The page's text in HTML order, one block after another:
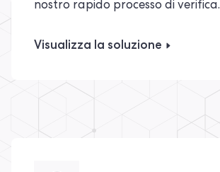
nostro rapido processo di verifica.
Visualizza la soluzione